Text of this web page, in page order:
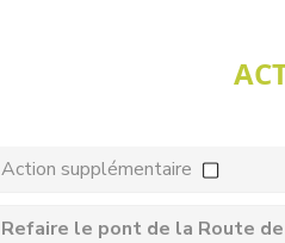
Action supplémentaire
Refaire le pont de la Route